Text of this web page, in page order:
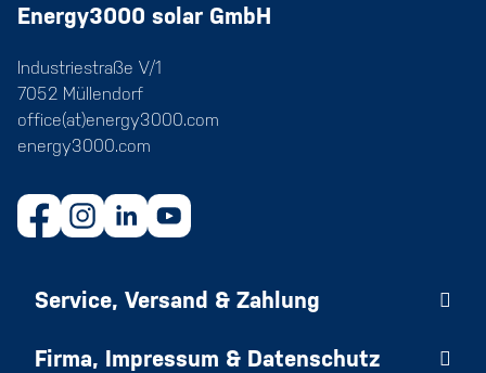
Energy3000 solar GmbH
Industriestraße V/1
7052 Müllendorf
office(at)energy3000.com
energy3000.com
Service, Versand & Zahlung
Firma, Impressum & Datenschutz